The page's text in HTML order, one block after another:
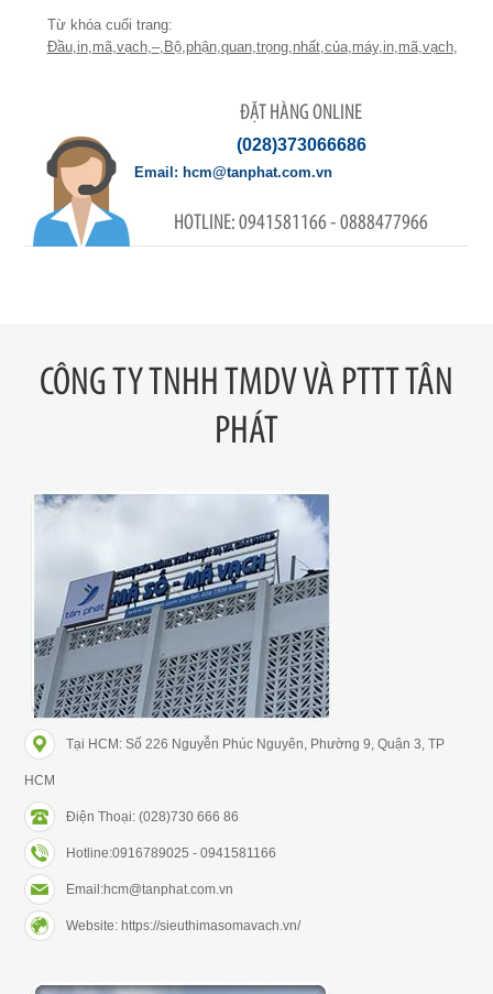
Đầu, in, mã, vạch, –, Bộ, phận, quan, trọng, nhất, của, máy, in, mã, vạch,
ĐẶT HÀNG ONLINE
(028)373066686
0941581166 - 0888477966
hcm@tanphat.com.vn
CÔNG TY TNHH TMDV VÀ PTTT TÂN
PHÁT
Tại HCM: Số 226 Nguyễn Phúc Nguyên, Phường 9, Quận 3, TP
HCM
Điện Thoại: (028)730 666 86
Hotline:0916789025 - 0941581166
Email:hcm@tanphat.com.vn
Website: https://sieuthimasomavach.vn/